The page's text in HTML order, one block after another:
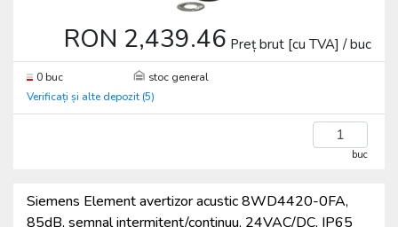
RON 2,439.46 Preț brut [cu TVA] / buc
0 buc
stoc general
Verificați și alte depozit (5)
buc
Siemens Element avertizor acustic 8WD4420-0FA,
85dB, semnal intermitent/continuu, 24VAC/DC, IP65